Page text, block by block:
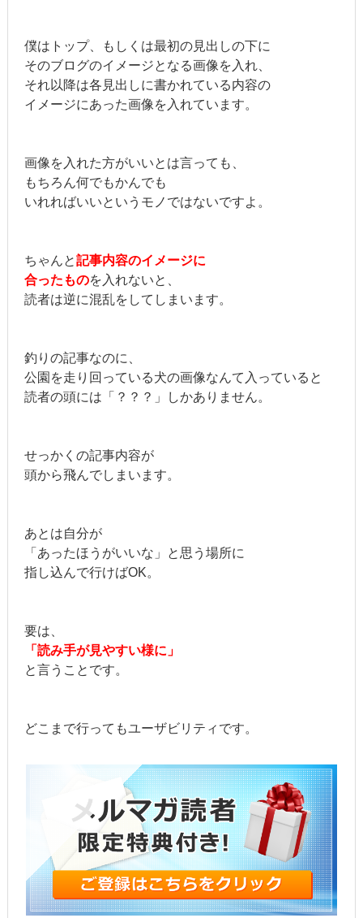
僕はトップ、もしくは最初の見出しの下に
そのブログのイメージとなる画像を入れ、
それ以降は各見出しに書かれている内容の
イメージにあった画像を入れています。
画像を入れた方がいいとは言っても、
もちろん何でもかんでも
いれればいいというモノではないですよ。
ちゃんと記事内容のイメージに
合ったものを入れないと、
読者は逆に混乱をしてしまいます。
釣りの記事なのに、
公園を走り回っている犬の画像なんて入っていると
読者の頭には「？？？」しかありません。
せっかくの記事内容が
頭から飛んでしまいます。
あとは自分が
「あったほうがいいな」と思う場所に
指し込んで行けばOK。
要は、
「読み手が見やすい様に」
と言うことです。
どこまで行ってもユーザビリティです。